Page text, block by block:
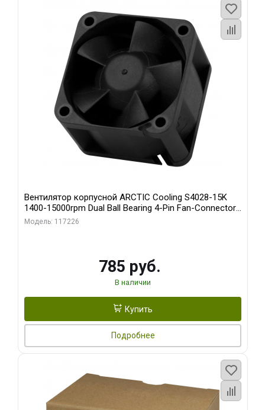
Вентилятор корпусной ARCTIC Cooling S4028-15K
1400-15000rpm Dual Ball Bearing 4-Pin Fan-Connector
(ACFAN00264A)
Модель: 117226
785 руб.
В наличии
Купить
Подробнее